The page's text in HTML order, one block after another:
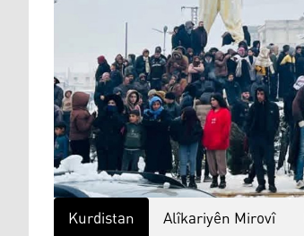
Kurdistan Alîkariyên Mirovî